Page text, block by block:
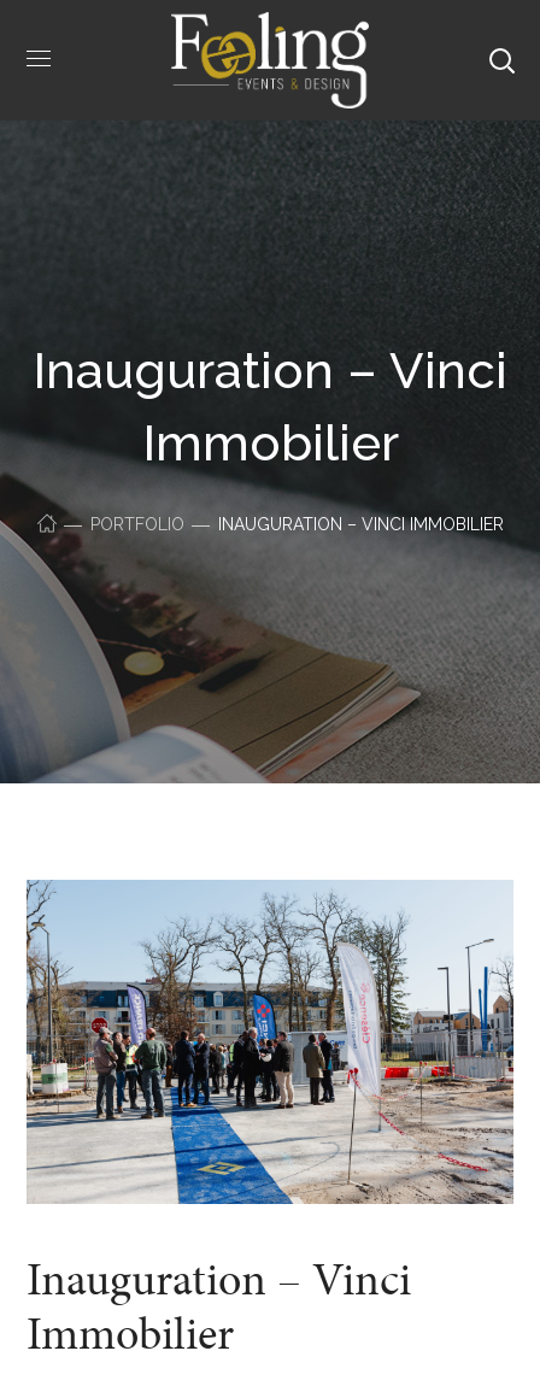
Inauguration – Vinci
Immobilier
PORTFOLIO INAUGURATION – VINCI IMMOBILIER
Inauguration – Vinci
Immobilier